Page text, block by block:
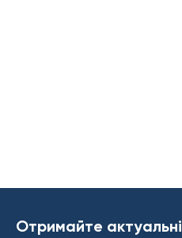
Отримайте актуальні